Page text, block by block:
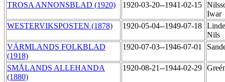
TROSA ANNONSBLAD (1920)
1920-03-20--1941-02-15
Iwar
WESTERVIKSPOSTEN (1878)
1920-05-04--1949-07-18
Nils
VÄRMLANDS FOLKBLAD
(1918)
1920-07-03--1946-07-01
SMÅLANDS ALLEHANDA
(1880)
1920-08-21--1944-02-29